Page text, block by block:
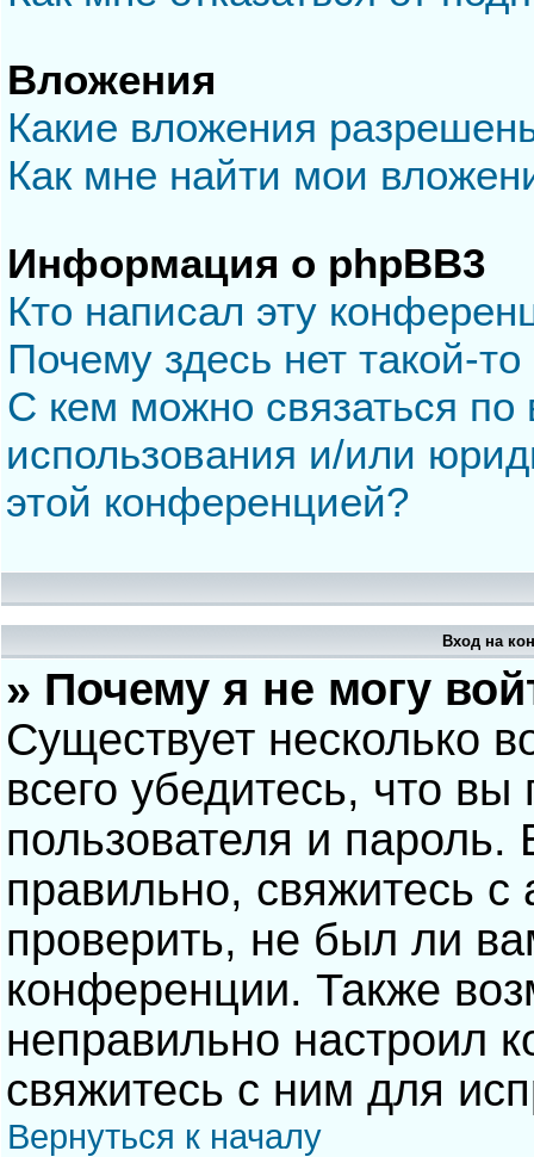
Вложения
Какие вложения
Как мне найти мои
Информация о phpBB3
Кто написал эту
Почему здесь нет такой-
С кем можно связаться по
использования и/или
этой конференцией?
Вход на
» Почему я не могу
Существует несколько
всего убедитесь, что
пользователя и
правильно, свяжитесь
проверить, не был ли
конференции. Также
неправильно настроил
свяжитесь с ним для
Вернуться к началу